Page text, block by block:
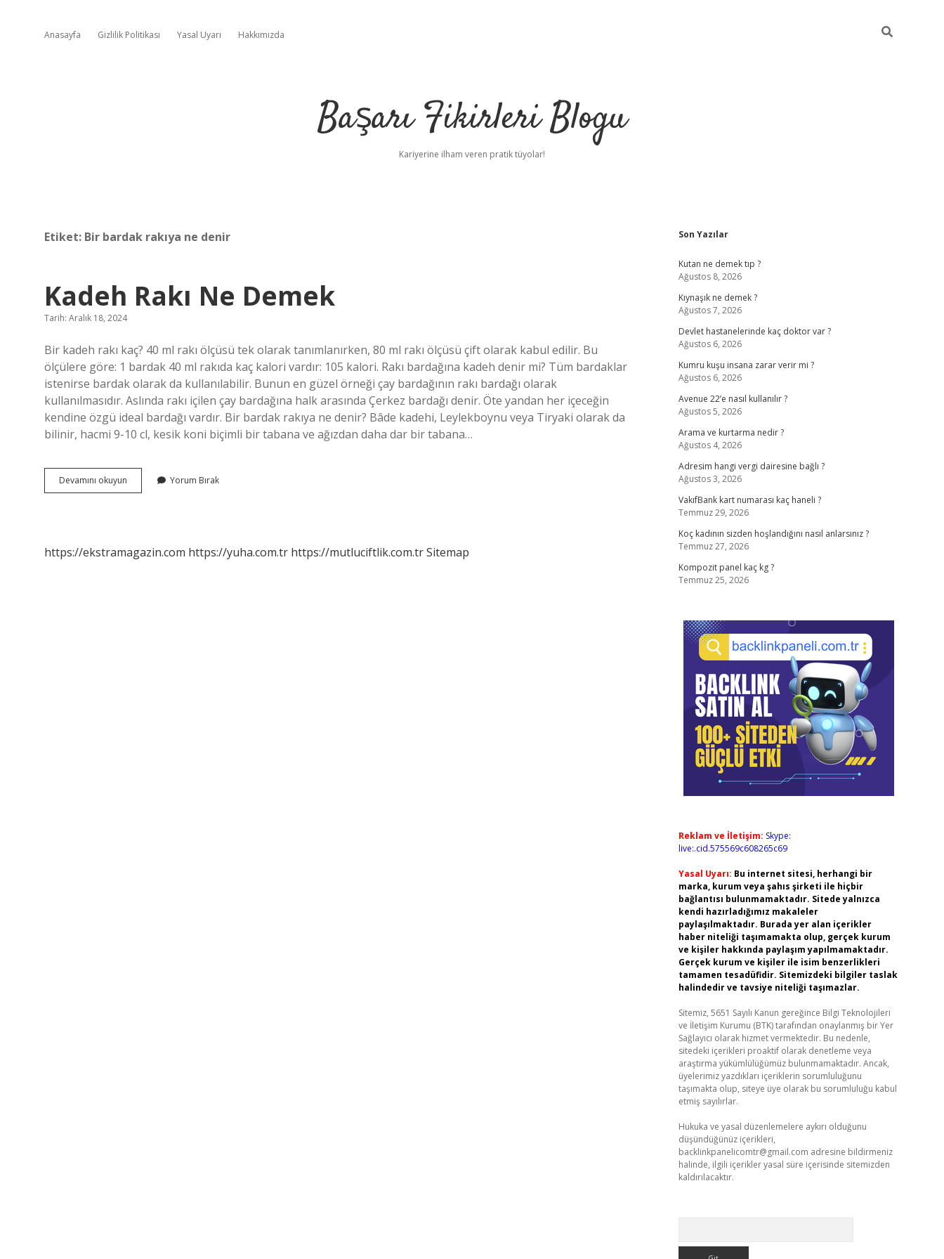
Anasayfa Gizlilik Politikası Yasal Uyarı Hakkımızda
Başarı Fikirleri Blogu
Kariyerine ilham veren pratik tüyolar!
Etiket: Bir bardak rakıya ne denir
Kadeh Rakı Ne Demek
Tarih: Aralık 18, 2024
Bir kadeh rakı kaç? 40 ml rakı ölçüsü tek olarak tanımlanırken, 80 ml rakı ölçüsü çift olarak kabul edilir. Bu
ölçülere göre: 1 bardak 40 ml rakıda kaç kalori vardır: 105 kalori. Rakı bardağına kadeh denir mi? Tüm bardaklar
istenirse bardak olarak da kullanılabilir. Bunun en güzel örneği çay bardağının rakı bardağı olarak
kullanılmasıdır. Aslında rakı içilen çay bardağına halk arasında Çerkez bardağı denir. Öte yandan her içeceğin
kendine özgü ideal bardağı vardır. Bir bardak rakıya ne denir? Bâde kadehi, Leylekboynu veya Tiryaki olarak da
bilinir, hacmi 9-10 cl, kesik koni biçimli bir tabana ve ağızdan daha dar bir tabana…
Devamını okuyun
Rakı
Yorum Bırak
https://ekstramagazin.com https://yuha.com.tr https://mutluciftlik.com.trSitemap
Sidebar
Son Yazılar
Kutan ne demek tıp ?
Ağustos 8, 2026
Kıynaşık ne demek ?
Ağustos 7, 2026
Devlet hastanelerinde kaç doktor var ?
Ağustos 6, 2026
Kumru kuşu insana zarar verir mi ?
Ağustos 6, 2026
Avenue 22’e nasıl kullanılır ?
Ağustos 5, 2026
Arama ve kurtarma nedir ?
Ağustos 4, 2026
Adresim hangi vergi dairesine bağlı ?
Ağustos 3, 2026
VakıfBank kart numarası kaç haneli ?
Temmuz 29, 2026
Koç kadının sizden hoşlandığını nasıl anlarsınız ?
Temmuz 27, 2026
Kompozit panel kaç kg ?
Temmuz 25, 2026
Reklam ve İletişim: Skype:
live:.cid.575569c608265c69
Yasal Uyarı: Bu internet sitesi, herhangi bir
marka, kurum veya şahıs şirketi ile hiçbir
bağlantısı bulunmamaktadır. Sitede yalnızca
kendi hazırladığımız makaleler
paylaşılmaktadır. Burada yer alan içerikler
haber niteliği taşımamakta olup, gerçek kurum
ve kişiler hakkında paylaşım yapılmamaktadır.
Gerçek kurum ve kişiler ile isim benzerlikleri
tamamen tesadüfidir. Sitemizdeki bilgiler taslak
halindedir ve tavsiye niteliği taşımazlar.
Sitemiz, 5651 Sayılı Kanun gereğince Bilgi Teknolojileri
ve İletişim Kurumu (BTK) tarafından onaylanmış bir Yer
Sağlayıcı olarak hizmet vermektedir. Bu nedenle,
sitedeki içerikleri proaktif olarak denetleme veya
araştırma yükümlülüğümüz bulunmamaktadır. Ancak,
üyelerimiz yazdıkları içeriklerin sorumluluğunu
taşımakta olup, siteye üye olarak bu sorumluluğu kabul
etmiş sayılırlar.
Hukuka ve yasal düzenlemelere aykırı olduğunu
düşündüğünüz içerikleri,
backlinkpanelicomtr@gmail.com adresine bildirmeniz
halinde, ilgili içerikler yasal süre içerisinde sitemizden
kaldırılacaktır.